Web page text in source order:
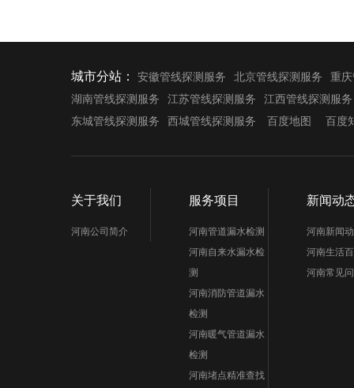
城市分站： 安徽管线探测服务 北京管线探测服务
重
湖南管线探测服务
江苏管线探测服务
江西管线探测服务
东城管线探测服务
西城管线探测服务 百度地图 百度
关于我们
河南公司简介
服务项目
河南管道漏水检测
河南自来水漏水检
测
河南消防管道漏水
检测
河南暖气管道漏水
检测
河南堵点精准查找
新闻动
河南新闻
河南生活
河南常见